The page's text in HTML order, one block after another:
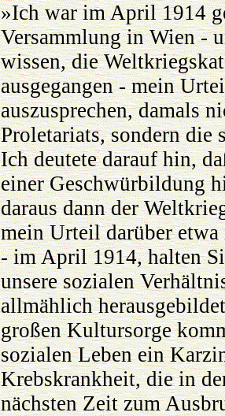
»Ich war im April 1914
Versammlung in Wien -
wissen, die
ausgegangen - mein
auszusprechen, damals
Proletariats, sondern die
Ich deutete darauf hin,
einer Geschwürbildung
daraus dann der
mein Urteil darüber etwa
- im April 1914, halten
unsere sozialen
allmählich
großen Kultursorge
sozialen Leben ein
Krebskrankheit, die in
nächsten Zeit zum